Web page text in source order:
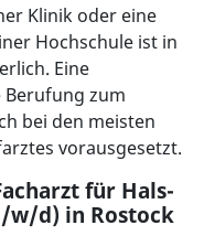
Klinik oder eine
Hochschule ist in
Eine
zum
bei den meisten
vorausgesetzt.
für Hals-
w/d) in Rostock